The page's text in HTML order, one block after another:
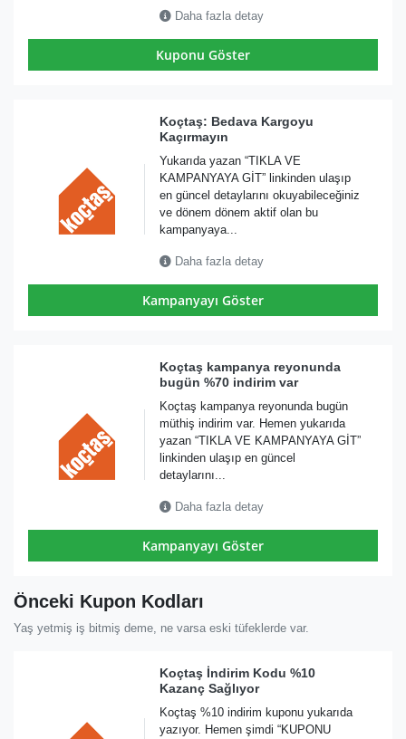
Daha fazla detay
Kuponu Göster
Koçtaş: Bedava Kargoyu
Kaçırmayın
Yukarıda yazan “TIKLA VE
KAMPANYAYA GİT” linkinden ulaşıp
en güncel detaylarını okuyabileceğiniz
ve dönem dönem aktif olan bu
kampanyaya...
Daha fazla detay
Kampanyayı Göster
Koçtaş kampanya reyonunda
bugün %70 indirim var
Koçtaş kampanya reyonunda bugün
müthiş indirim var. Hemen yukarıda
yazan “TIKLA VE KAMPANYAYA GİT”
linkinden ulaşıp en güncel
detaylarını...
Daha fazla detay
Kampanyayı Göster
Önceki Kupon Kodları
Yaş yetmiş iş bitmiş deme, ne varsa eski tüfeklerde var.
Koçtaş İndirim Kodu %10
Kazanç Sağlıyor
Koçtaş %10 indirim kuponu yukarıda
yazıyor. Hemen şimdi “KUPONU